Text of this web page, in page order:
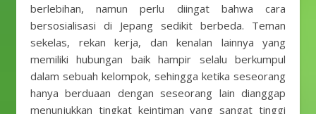
berlebihan, namun perlu diingat bahwa cara
bersosialisasi di Jepang sedikit berbeda. Teman
sekelas, rekan kerja, dan kenalan lainnya yang
memiliki hubungan baik hampir selalu berkumpul
dalam sebuah kelompok, sehingga ketika seseorang
hanya berduaan dengan seseorang lain dianggap
menunjukkan tingkat keintiman yang sangat tinggi